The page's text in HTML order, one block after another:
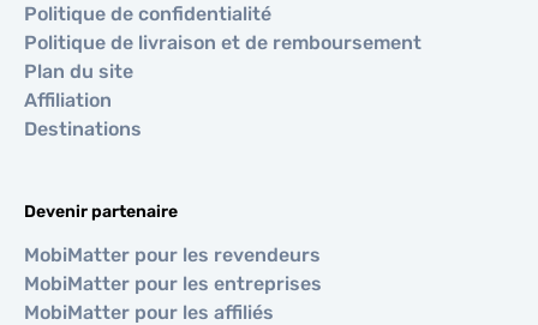
Politique de confidentialité
Politique de livraison et de remboursement
Plan du site
Affiliation
Destinations
Devenir partenaire
MobiMatter pour les revendeurs
MobiMatter pour les entreprises
MobiMatter pour les affiliés